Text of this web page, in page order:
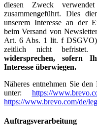
diesen Zweck
zusammengeführt. Dies
unserem Interesse an der
beim Versand von
Art. 6 Abs. 1 lit. f
zeitlich nicht befristet.
widersprechen, sofern
Interesse überwiegen.
Näheres entnehmen Sie
unter: https://
https://www.brevo.com/de/
Auftragsverarbeitung